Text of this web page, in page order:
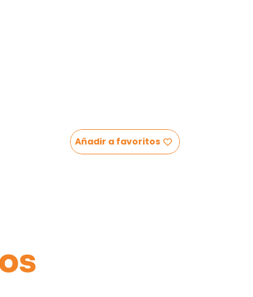
Añadir a favoritos